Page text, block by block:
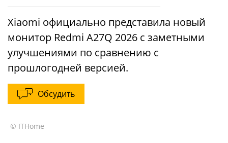
Xiaomi официально представила новый
монитор Redmi A27Q 2026 с заметными
улучшениями по сравнению с
прошлогодней версией.
Обсудить
© ITHome